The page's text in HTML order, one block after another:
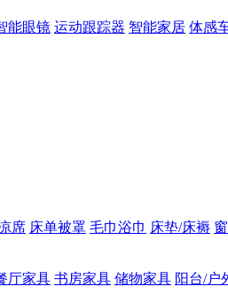
能眼镜 运动跟踪器 智能家居 体感
席 床单被罩 毛巾浴巾 床垫/床褥
厅家具 书房家具 储物家具 阳台/户